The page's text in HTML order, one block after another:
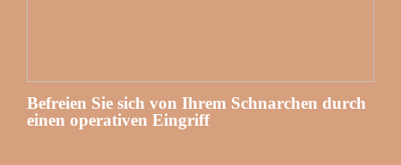
Befreien Sie sich von Ihrem Schnarchen durch
einen operativen Eingriff